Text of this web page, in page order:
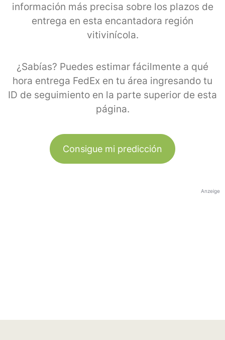
información más precisa sobre los plazos de
entrega en esta encantadora región
vitivinícola.
¿Sabías? Puedes estimar fácilmente a qué
hora entrega FedEx en tu área ingresando tu
ID de seguimiento en la parte superior de esta
página.
Consigue mi predicción
Anzeige